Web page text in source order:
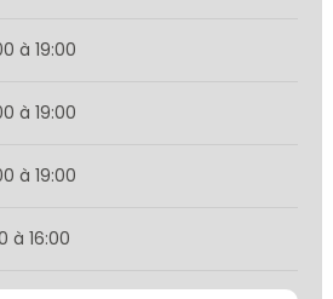
à 19:00
à 19:00
à 19:00
à 16:00